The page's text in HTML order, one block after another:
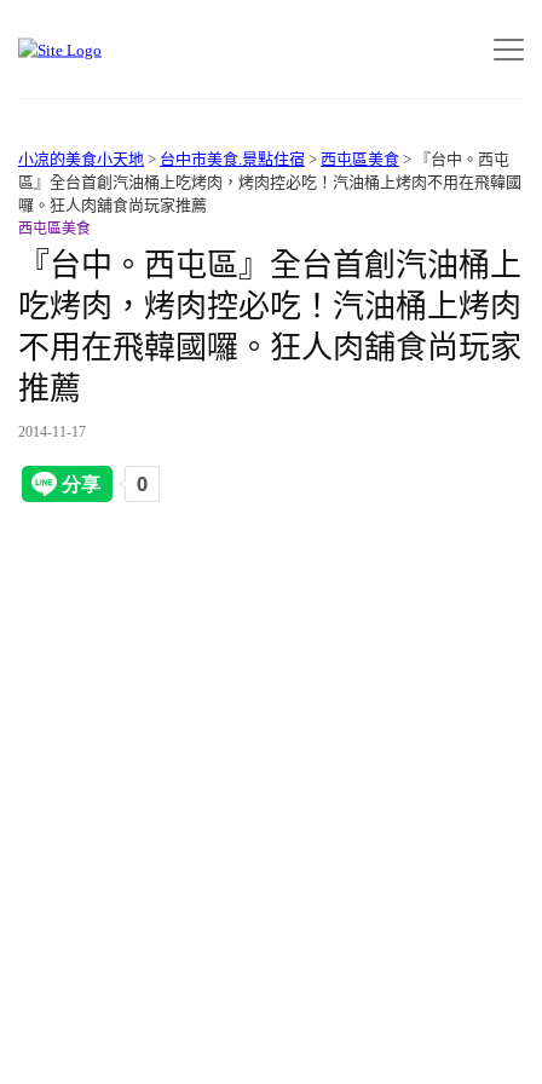
小凉的美食小天地 > 台中市美食.景點住宿 > 西屯區美食 >
『台中。西屯
區』全台首創汽油桶上吃烤肉，烤肉控必吃！汽油桶上烤肉不用在飛韓國
囉。狂人肉舖食尚玩家推薦
西屯區美食
『台中。西屯區』全台首創汽油桶上
吃烤肉，烤肉控必吃！汽油桶上烤肉
不用在飛韓國囉。狂人肉舖食尚玩家
推薦
2014-11-17